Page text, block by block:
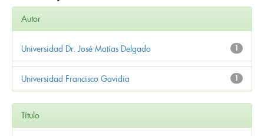
Autor
1
Universidad Dr. José Matías Delgado
1
Universidad Francisco Gavidia
Título